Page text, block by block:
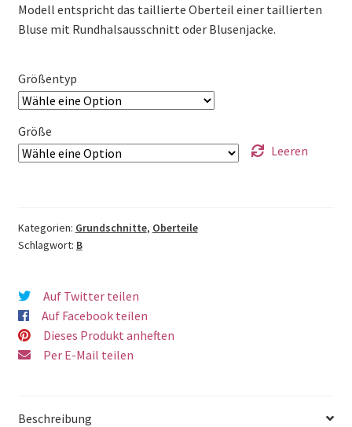
Modell entspricht das taillierte Oberteil einer taillierten
Bluse mit Rundhalsausschnitt oder Blusenjacke.
Größentyp
Größe
Leeren
Kategorien: Grundschnitte, Oberteile
Schlagwort: B
Auf Twitter teilen
Auf Facebook teilen
Dieses Produkt anheften
Per E-Mail teilen
Beschreibung